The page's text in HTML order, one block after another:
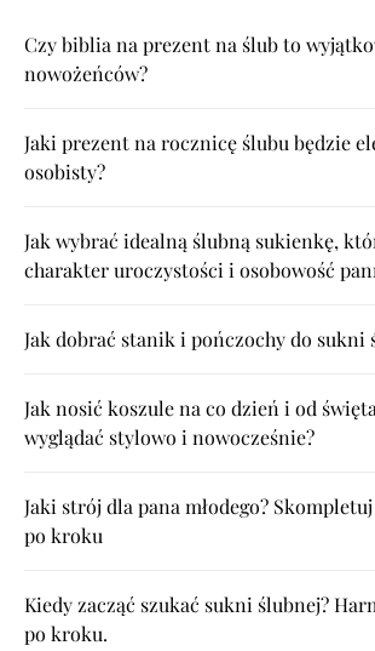
Czy biblia na prezent na ślub to
nowożeńców?
Jaki prezent na rocznicę ślubu będzie
osobisty?
Jak wybrać idealną ślubną sukienkę,
charakter uroczystości i osobowość
Jak dobrać stanik i pończochy do sukni
Jak nosić koszule na co dzień i od
wyglądać stylowo i nowocześnie?
Jaki strój dla pana młodego?
po kroku
Kiedy zacząć szukać sukni ślubnej?
po kroku.